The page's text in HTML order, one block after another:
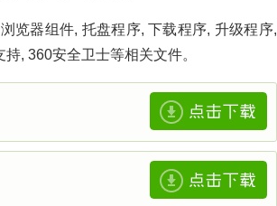
览器组件, 托盘程序, 下载程序, 升级程序,
, 360安全卫士等相关文件。